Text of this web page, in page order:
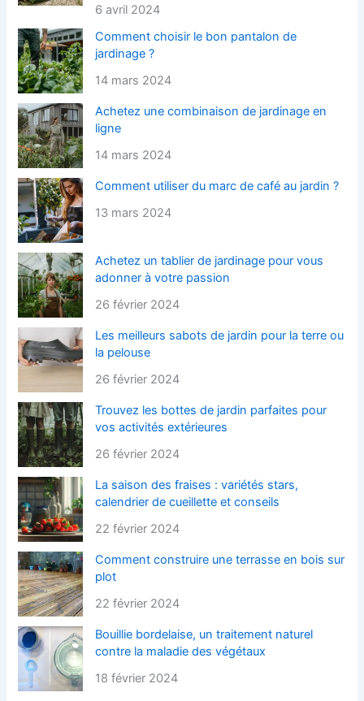
6 avril 2024
Comment choisir le bon pantalon de
jardinage ?
14 mars 2024
Achetez une combinaison de jardinage en
ligne
14 mars 2024
Comment utiliser du marc de café au jardin ?
13 mars 2024
Achetez un tablier de jardinage pour vous
adonner à votre passion
26 février 2024
Les meilleurs sabots de jardin pour la terre ou
la pelouse
26 février 2024
Trouvez les bottes de jardin parfaites pour
vos activités extérieures
26 février 2024
La saison des fraises : variétés stars,
calendrier de cueillette et conseils
22 février 2024
Comment construire une terrasse en bois sur
plot
22 février 2024
Bouillie bordelaise, un traitement naturel
contre la maladie des végétaux
18 février 2024